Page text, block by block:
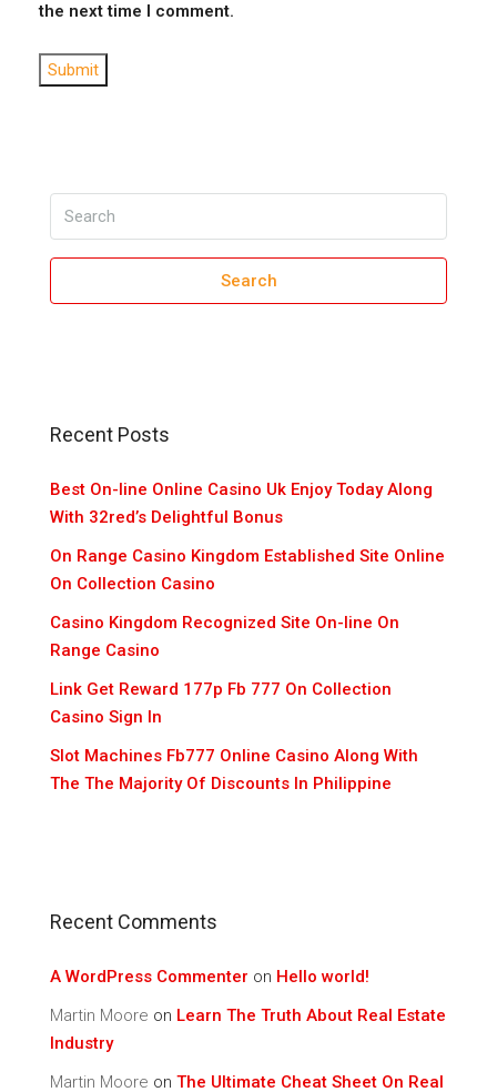
the next time I comment.
Search
Recent Posts
Best On-line Online Casino Uk Enjoy Today Along
With 32red’s Delightful Bonus
On Range Casino Kingdom Established Site Online
On Collection Casino
Casino Kingdom Recognized Site On-line On
Range Casino
Link Get Reward 177p Fb 777 On Collection
Casino Sign In
Slot Machines Fb777 Online Casino Along With
The The Majority Of Discounts In Philippine
Recent Comments
A WordPress Commenter on Hello world!
Martin Moore on Learn The Truth About Real Estate
Industry
Martin Moore on The Ultimate Cheat Sheet On Real